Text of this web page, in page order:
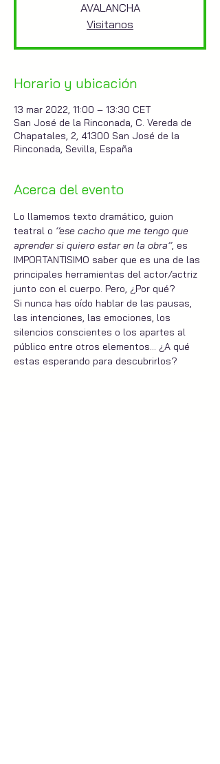
AVALANCHA
Visitanos
Horario y ubicación
13 mar 2022, 11:00 – 13:30 CET
San José de la Rinconada, C. Vereda de
Chapatales, 2, 41300 San José de la
Rinconada, Sevilla, España
Acerca del evento
Lo llamemos texto dramático, guion
teatral o ‘’ese cacho que me tengo que
aprender si quiero estar en la obra’’, es
IMPORTANTISIMO saber que es una de las
principales herramientas del actor/actriz
junto con el cuerpo. Pero, ¿Por qué?
Si nunca has oído hablar de las pausas,
las intenciones, las emociones, los
silencios conscientes o los apartes al
público entre otros elementos… ¿A qué
estas esperando para descubrirlos?